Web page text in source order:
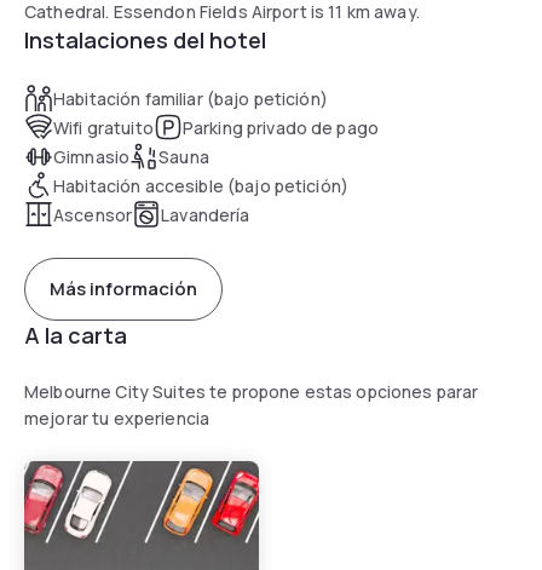
Cathedral. Essendon Fields Airport is 11 km away.
Instalaciones del hotel
Habitación familiar (bajo petición)
Wifi gratuito
Parking privado de pago
Gimnasio
Sauna
Habitación accesible (bajo petición)
Ascensor
Lavandería
Más información
A la carta
Melbourne City Suites te propone estas opciones parar
mejorar tu experiencia